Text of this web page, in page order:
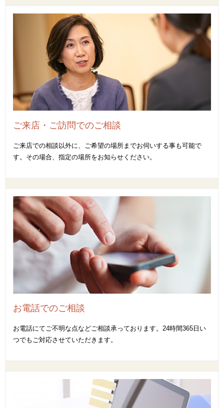
ご来店・ご訪問でのご相談
ご来店での相談以外に、ご希望の場所までお伺いする事も可能で
す。その場合、指定の場所をお知らせください。
お電話でのご相談
お電話にてご不明な点などご相談承っております。24時間365日い
つでもご対応させていただきます。